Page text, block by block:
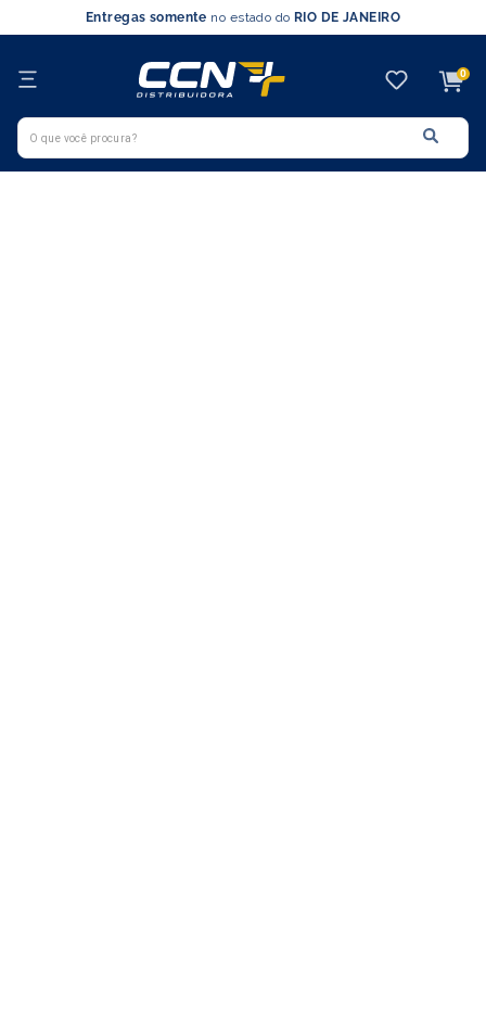
Entregas somente no estado do RIO DE JANEIRO
0